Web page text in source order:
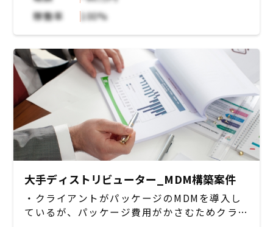
稼働率
100%
大手ディストリビューター_MDM構築案件
・クライアントがパッケージのMDMを導入し
ているが、パッケージ費用がかさむためクライ